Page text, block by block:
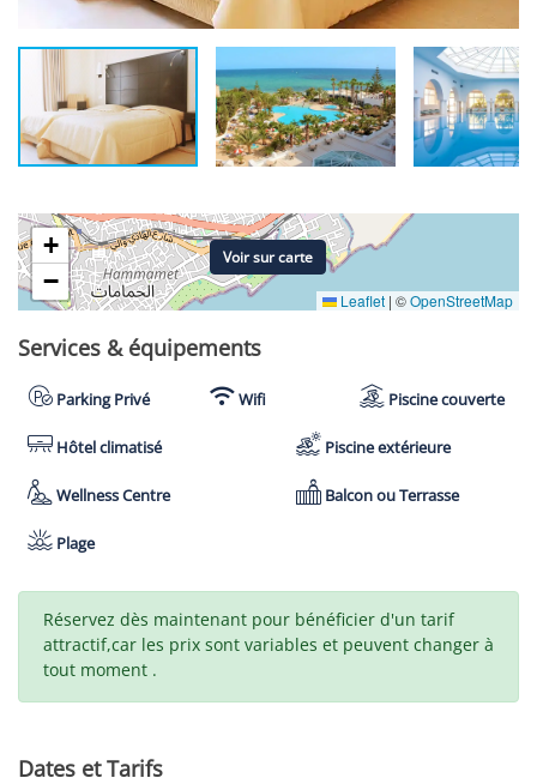
+
−
Leaflet | ©OpenStreetMap
Voir sur carte
Services & équipements
Parking Privé Wifi Piscine couverte
Hôtel climatisé Piscine extérieure
Wellness Centre Balcon ou Terrasse
Plage
Réservez dès maintenant pour bénéficier d'un tarif
attractif,car les prix sont variables et peuvent changer à
tout moment .
Dates et Tarifs